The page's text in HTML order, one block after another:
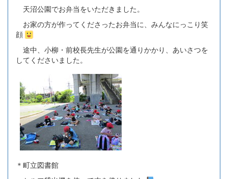
天沼公園でお弁当をいただきました。
お家の方が作ってくださったお弁当に、みんなにっこり笑
顔
途中、小柳・前校長先生が公園を通りかかり、あいさつを
してくださいました。
＊町立図書館